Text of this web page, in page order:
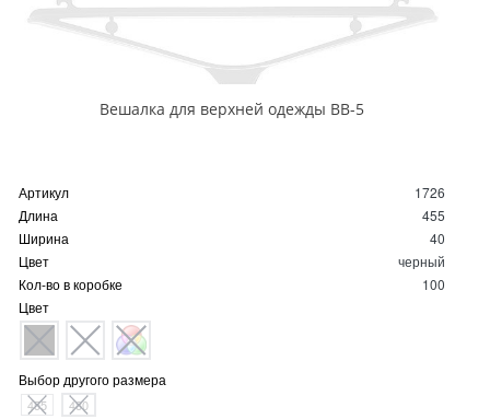
Вешалка для верхней одежды ВВ-5
Артикул
1726
Длина
455
Ширина
40
Цвет
черный
Кол-во в коробке
100
Цвет
Выбор другого размера
455 480